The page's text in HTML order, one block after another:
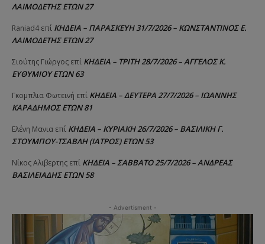
ΛΑΙΜΟΔΕΤΗΣ ΕΤΩΝ 27
Raniad4 επί ΚΗΔΕΙΑ – ΠΑΡΑΣΚΕΥΗ 31/7/2026 – ΚΩΝΣΤΑΝΤΙΝΟΣ Ε.
ΛΑΙΜΟΔΕΤΗΣ ΕΤΩΝ 27
Σιούτης Γιώργος επί ΚΗΔΕΙΑ – ΤΡΙΤΗ 28/7/2026 – ΑΓΓΕΛΟΣ Κ.
ΕΥΘΥΜΙΟΥ ΕΤΩΝ 63
Γκομπλια Φωτεινή επί ΚΗΔΕΙΑ – ΔΕΥΤΕΡΑ 27/7/2026 – ΙΩΑΝΝΗΣ
ΚΑΡΑΔΗΜΟΣ ΕΤΩΝ 81
Ελένη Μανια επί ΚΗΔΕΙΑ – ΚΥΡΙΑΚΗ 26/7/2026 – ΒΑΣΙΛΙΚΗ Γ.
ΣΤΟΥΜΠΟΥ-ΤΣΑΒΛΗ (ΙΑΤΡΟΣ) ΕΤΩΝ 53
Νίκος Αλιβερτης επί ΚΗΔΕΙΑ – ΣΑΒΒΑΤΟ 25/7/2026 – ΑΝΔΡΕΑΣ
ΒΑΣΙΛΕΙΑΔΗΣ ΕΤΩΝ 58
- Advertisment -